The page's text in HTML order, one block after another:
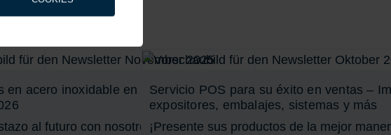
en acero inoxidable en el catálogo – A
al futuro con nosotros: A partir de
Servicio POS para su éxito en ventas –
expositores, embalajes, sistemas y más
¡Presente sus productos de la mejor